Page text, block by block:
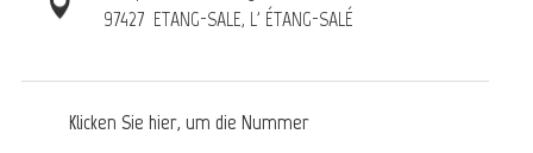
97427 ETANG-SALE, L' ÉTANG-SALÉ
Klicken Sie hier, um die Nummer